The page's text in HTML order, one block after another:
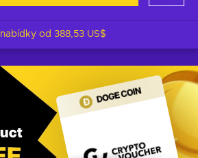
+ 2 nabídky od 388,53 US$